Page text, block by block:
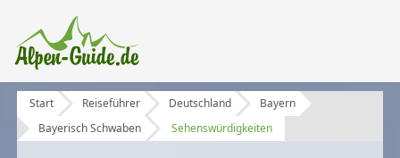
Start Reiseführer Deutschland
Bayern
Bayerisch Schwaben
Sehenswürdigkeiten